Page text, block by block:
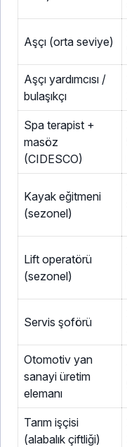
Aşçı (orta seviye)
Aşçı yardımcısı /
bulaşıkçı
Spa terapist +
masöz
(CIDESCO)
Kayak eğitmeni
(sezonel)
Lift operatörü
(sezonel)
Servis şoförü
Otomotiv yan
sanayi üretim
elemanı
Tarım işçisi
(alabalık çiftliği)